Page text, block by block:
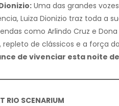
Uma das grandes
Luiza Dionizio traz toda a
como Arlindo Cruz e
de clássicos e a força
de vivenciar esta noite
RIO SCENARIUM